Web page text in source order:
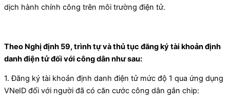
dịch hành chính công trên môi trường điện tử.
Theo Nghị định 59, trình tự và thủ tục đăng ký tài khoản định
danh điện tử đối với công dân như sau:
1. Đăng ký tài khoản định danh điện tử mức độ 1 qua ứng dụng
VNeID đối với người đã có căn cước công dân gắn chip: